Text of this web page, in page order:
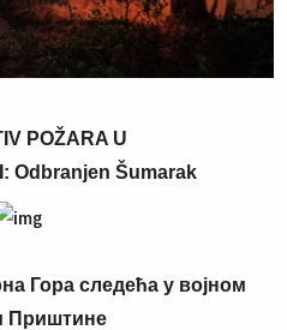
POŽARA U
Odbranjen Šumarak
Гора следећа у војном
Приштине